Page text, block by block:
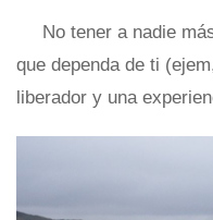
No tener a nadie
que dependa de ti
liberador y una